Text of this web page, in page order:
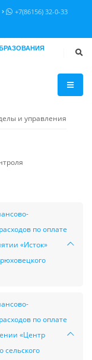
+7(86156) 32-0-33
и управления
по оплате
«Исток»
по оплате
«Центр
сельского